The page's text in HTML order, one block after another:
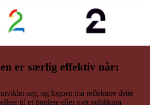
er særlig effektiv når:
seg, og logoen må reflektere dette
til et bredere eller nytt publikum